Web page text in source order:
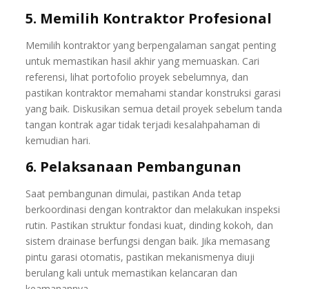
5. Memilih Kontraktor Profesional
Memilih kontraktor yang berpengalaman sangat penting
untuk memastikan hasil akhir yang memuaskan. Cari
referensi, lihat portofolio proyek sebelumnya, dan
pastikan kontraktor memahami standar konstruksi garasi
yang baik. Diskusikan semua detail proyek sebelum tanda
tangan kontrak agar tidak terjadi kesalahpahaman di
kemudian hari.
6. Pelaksanaan Pembangunan
Saat pembangunan dimulai, pastikan Anda tetap
berkoordinasi dengan kontraktor dan melakukan inspeksi
rutin. Pastikan struktur fondasi kuat, dinding kokoh, dan
sistem drainase berfungsi dengan baik. Jika memasang
pintu garasi otomatis, pastikan mekanismenya diuji
berulang kali untuk memastikan kelancaran dan